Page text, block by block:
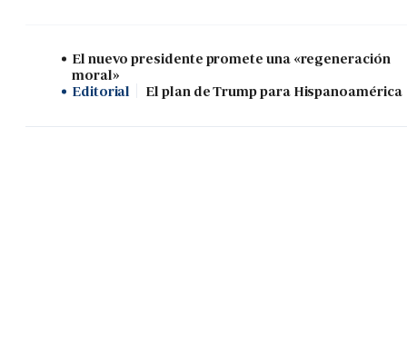
El nuevo presidente promete una «regeneración
moral»
Editorial
El plan de Trump para Hispanoamérica